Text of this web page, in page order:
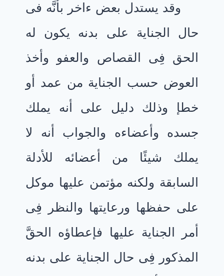
وقد يستدل بعض ءاخر بأنَّه فى
حال الجناية على بدنه يكون له
الحق فِى القصاص والعفو وأخذ
العوض حسب الجناية من عمد أو
خطإ وذلك دليل على أنه يملك
جسده وأعضاءه والجواب أنه لا
يملك شيئًا من أعضائه للأدلة
السابقة ولكنه مؤتمن عليها موكل
على حفظها ورعايتها والنظر فِى
أمر الجناية عليها فإعطاؤه الحقَّ
المذكور فِى حال الجناية على بدنه